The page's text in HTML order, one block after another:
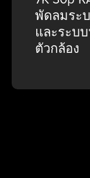
พัดลมระ
และระบ
ตัวกล้อง